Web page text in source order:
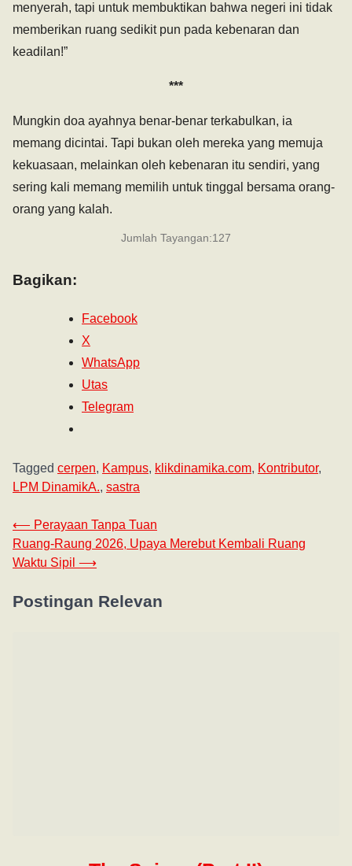
menyerah, tapi untuk membuktikan bahwa negeri ini tidak
memberikan ruang sedikit pun pada kebenaran dan
keadilan!”
***
Mungkin doa ayahnya benar-benar terkabulkan, ia
memang dicintai. Tapi bukan oleh mereka yang memuja
kekuasaan, melainkan oleh kebenaran itu sendiri, yang
sering kali memang memilih untuk tinggal bersama orang-
orang yang kalah.
Jumlah Tayangan:127
Bagikan:
Facebook
X
WhatsApp
Utas
Telegram
Tagged cerpen, Kampus, klikdinamika.com, Kontributor,
LPM DinamikA., sastra
⟵ Perayaan Tanpa Tuan
Ruang-Raung 2026, Upaya Merebut Kembali Ruang
Waktu Sipil ⟶
Postingan Relevan